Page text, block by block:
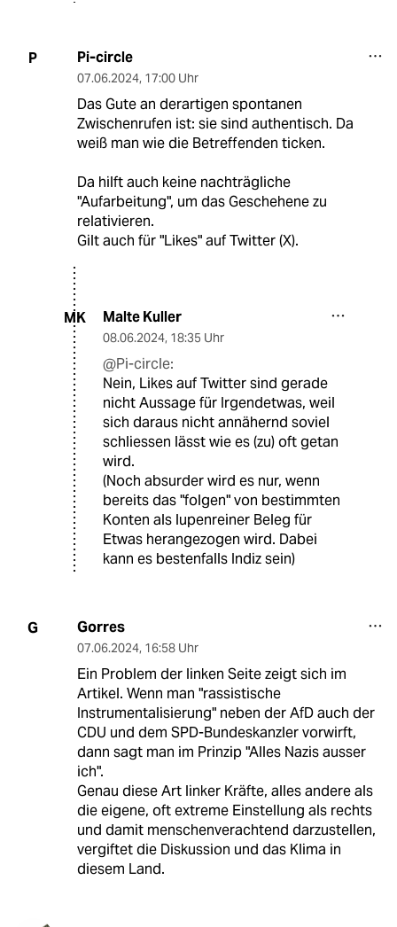
P Pi-circle
07.06.2024, 17:00 Uhr
Das Gute an derartigen spontanen
Zwischenrufen ist: sie sind authentisch. Da
weiß man wie die Betreffenden ticken.
Da hilft auch keine nachträgliche
"Aufarbeitung", um das Geschehene zu
relativieren.
Gilt auch für "Likes" auf Twitter (X).
MK Malte Kuller
08.06.2024, 18:35 Uhr
@Pi-circle:
Nein, Likes auf Twitter sind gerade
nicht Aussage für Irgendetwas, weil
sich daraus nicht annähernd soviel
schliessen lässt wie es (zu) oft getan
wird.
(Noch absurder wird es nur, wenn
bereits das "folgen" von bestimmten
Konten als lupenreiner Beleg für
Etwas herangezogen wird. Dabei
kann es bestenfalls Indiz sein)
G Gorres
07.06.2024, 16:58 Uhr
Ein Problem der linken Seite zeigt sich im
Artikel. Wenn man "rassistische
Instrumentalisierung" neben der AfD auch der
CDU und dem SPD-Bundeskanzler vorwirft,
dann sagt man im Prinzip "Alles Nazis ausser
ich".
Genau diese Art linker Kräfte, alles andere als
die eigene, oft extreme Einstellung als rechts
und damit menschenverachtend darzustellen,
vergiftet die Diskussion und das Klima in
diesem Land.